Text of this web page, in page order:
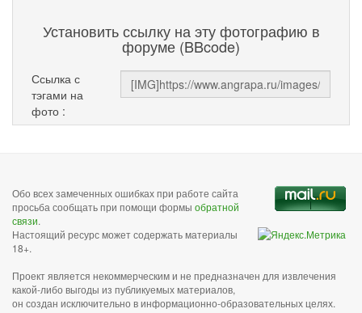
Установить ссылку на эту фотографию в
форуме (BBcode)
Ссылка с
тэгами на
фото :
Обо всех замеченных ошибках при работе сайта
просьба сообщать при помощи формы обратной
связи.
Настоящий ресурс может содержать материалы
18+.
Проект является некоммерческим и не предназначен для извлечения
какой-либо выгоды из публикуемых материалов,
он создан исключительно в информационно-образовательных целях.